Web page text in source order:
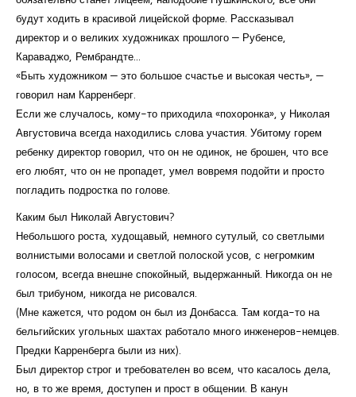
будут ходить в красивой лицейской форме. Рассказывал
директор и о великих художниках прошлого — Рубенсе,
Караваджо, Рембрандте...
«Быть художником — это большое счастье и высокая честь», —
говорил нам Карренберг.
Если же случалось, кому-то приходила «похоронка», у Николая
Августовича всегда находились слова участия. Убитому горем
ребенку директор говорил, что он не одинок, не брошен, что все
его любят, что он не пропадет, умел вовремя подойти и просто
погладить подростка по голове.
Каким был Николай Августович?
Небольшого роста, худощавый, немного сутулый, со светлыми
волнистыми волосами и светлой полоской усов, с негромким
голосом, всегда внешне спокойный, выдержанный. Никогда он не
был трибуном, никогда не рисовался.
(Мне кажется, что родом он был из Донбасса. Там когда-то на
бельгийских угольных шахтах работало много инженеров-немцев.
Предки Карренберга были из них).
Был директор строг и требователен во всем, что касалось дела,
но, в то же время, доступен и прост в общении. В канун